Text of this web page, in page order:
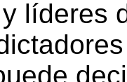
líderes